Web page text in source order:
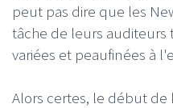
peut pas dire que les
tâche de leurs auditeurs
variées et peaufinées à
Alors certes, le début